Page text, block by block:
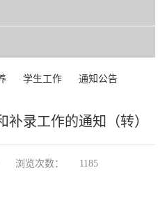
学生工作 通知公告
录工作的通知（转）
浏览次数： 1185